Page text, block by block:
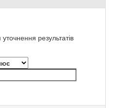
результатів